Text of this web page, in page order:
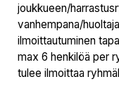
joukkueen/
vanhempana/
ilmoittautuminen
max 6 henkilöä per
tulee ilmoittaa